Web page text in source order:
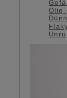
Ölig